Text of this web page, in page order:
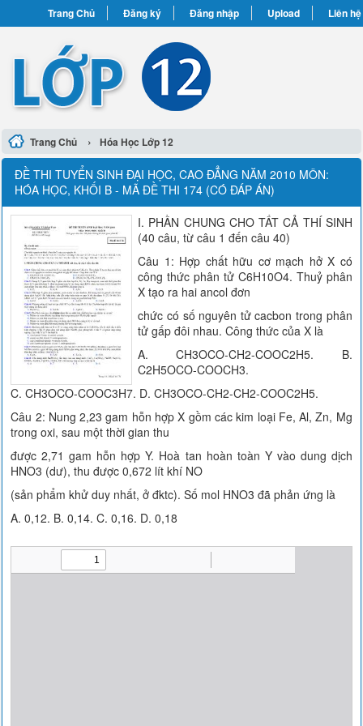
Trang Chủ Đăng ký Đăng nhập Upload Liên hệ
Trang Chủ › Hóa Học Lớp 12
ĐỀ THI TUYỂN SINH ĐẠI HỌC, CAO ĐẲNG NĂM 2010 MÔN:
HÓA HỌC, KHỐI B - MÃ ĐỀ THI 174 (CÓ ĐÁP ÁN)
I. PHẦN CHUNG CHO TẤT CẢ THÍ SINH
(40 câu, từ câu 1 đến câu 40)
Câu 1: Hợp chất hữu cơ mạch hở X có
công thức phân tử C6H10O4. Thuỷ phân
X tạo ra hai ancol đơn
chức có số nguyên tử cacbon trong phân
tử gấp đôi nhau. Công thức của X là
A. CH3OCO-CH2-COOC2H5. B.
C2H5OCO-COOCH3.
C. CH3OCO-COOC3H7. D. CH3OCO-CH2-CH2-COOC2H5.
Câu 2: Nung 2,23 gam hỗn hợp X gồm các kim loại Fe, Al, Zn, Mg
trong oxi, sau một thời gian thu
được 2,71 gam hỗn hợp Y. Hoà tan hoàn toàn Y vào dung dịch
HNO3 (dư), thu được 0,672 lít khí NO
(sản phẩm khử duy nhất, ở đktc). Số mol HNO3 đã phản ứng là
A. 0,12. B. 0,14. C. 0,16. D. 0,18